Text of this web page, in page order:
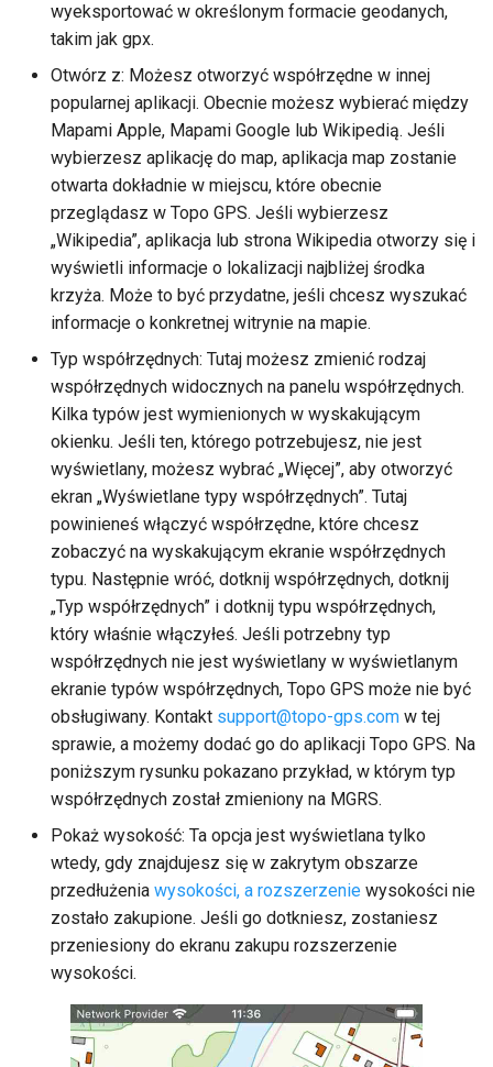
wyeksportować w określonym formacie geodanych,
takim jak gpx.
Otwórz z: Możesz otworzyć współrzędne w innej
popularnej aplikacji. Obecnie możesz wybierać między
Mapami Apple, Mapami Google lub Wikipedią. Jeśli
wybierzesz aplikację do map, aplikacja map zostanie
otwarta dokładnie w miejscu, które obecnie
przeglądasz w Topo GPS. Jeśli wybierzesz
„Wikipedia”, aplikacja lub strona Wikipedia otworzy się i
wyświetli informacje o lokalizacji najbliżej środka
krzyża. Może to być przydatne, jeśli chcesz wyszukać
informacje o konkretnej witrynie na mapie.
Typ współrzędnych: Tutaj możesz zmienić rodzaj
współrzędnych widocznych na panelu współrzędnych.
Kilka typów jest wymienionych w wyskakującym
okienku. Jeśli ten, którego potrzebujesz, nie jest
wyświetlany, możesz wybrać „Więcej”, aby otworzyć
ekran „Wyświetlane typy współrzędnych”. Tutaj
powinieneś włączyć współrzędne, które chcesz
zobaczyć na wyskakującym ekranie współrzędnych
typu. Następnie wróć, dotknij współrzędnych, dotknij
„Typ współrzędnych” i dotknij typu współrzędnych,
który właśnie włączyłeś. Jeśli potrzebny typ
współrzędnych nie jest wyświetlany w wyświetlanym
ekranie typów współrzędnych, Topo GPS może nie być
obsługiwany. Kontakt support@topo-gps.com w tej
sprawie, a możemy dodać go do aplikacji Topo GPS. Na
poniższym rysunku pokazano przykład, w którym typ
współrzędnych został zmieniony na MGRS.
Pokaż wysokość: Ta opcja jest wyświetlana tylko
wtedy, gdy znajdujesz się w zakrytym obszarze
przedłużenia wysokości, a rozszerzenie wysokości nie
zostało zakupione. Jeśli go dotkniesz, zostaniesz
przeniesiony do ekranu zakupu rozszerzenie
wysokości.